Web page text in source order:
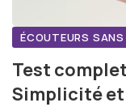
ÉCOUTEURS SANS
Test
Simplicité